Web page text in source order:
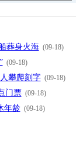
葬身火海 (09-18)
(09-18)
攀爬刻字 (09-18)
门票 (09-18)
年龄 (09-18)